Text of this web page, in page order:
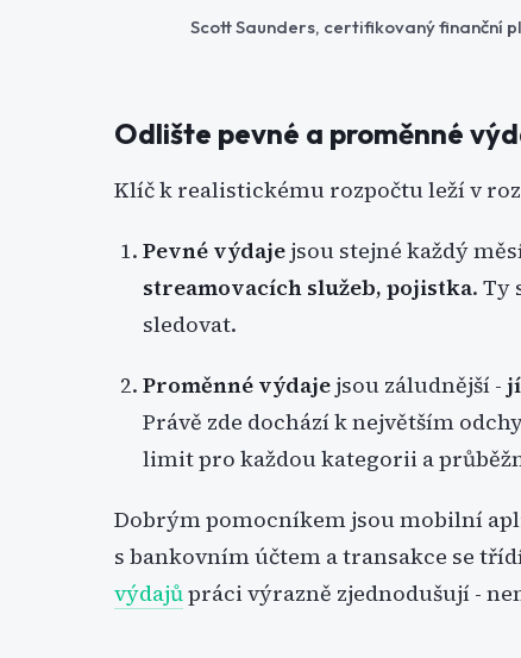
Scott Saunders, certifikovaný finanční
Odlište pevné a proměnné
Klíč k realistickému rozpočtu leží v
Pevné výdaje jsou stejné každý
streamovacích služeb, pojistka. Ty
sledovat.
Proměnné výdaje jsou záludnější -
Právě zde dochází k největším
limit pro každou kategorii a
Dobrým pomocníkem jsou mobilní
s bankovním účtem a transakce se
výdajůpráci výrazně zjednodušují -